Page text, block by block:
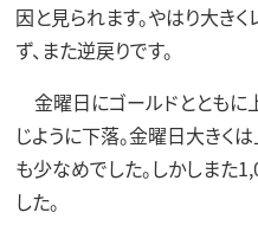
因と見られます。やはり大き
ず、また逆戻りです。
金曜日にゴールドとともに
じように下落。金曜日大きく
も少なめでした。しかしまた
した。